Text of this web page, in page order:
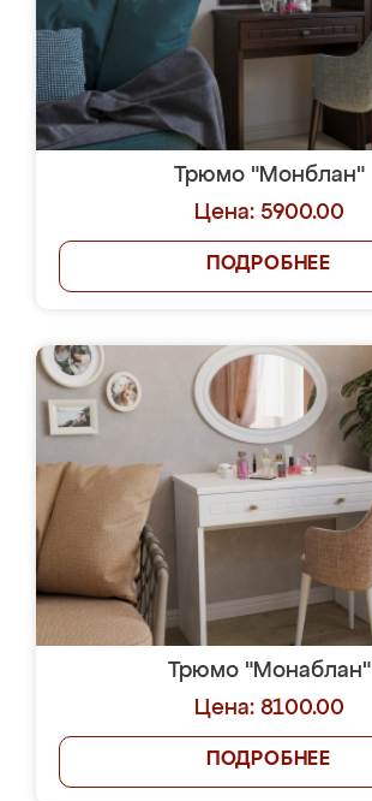
Трюмо "Монблан"
Цена: 5900.00
ПОДРОБНЕЕ
Трюмо "Монаблан"
Цена: 8100.00
ПОДРОБНЕЕ